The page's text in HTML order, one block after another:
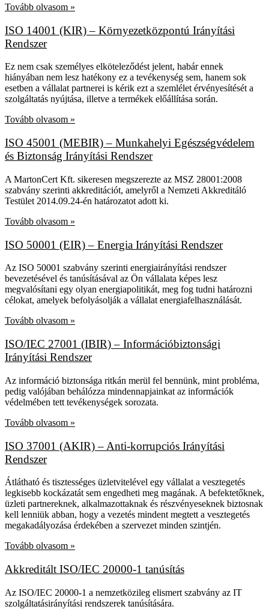
Tovább olvasom »
ISO 14001 (KIR) – Környezetközpontú Irányítási
Rendszer
Ez nem csak személyes elköteleződést jelent, habár ennek
hiányában nem lesz hatékony ez a tevékenység sem, hanem sok
esetben a vállalat partnerei is kérik ezt a szemlélet érvényesítését a
szolgáltatás nyújtása, illetve a termékek előállítása során.
Tovább olvasom »
ISO 45001 (MEBIR) – Munkahelyi Egészségvédelem
és Biztonság Irányítási Rendszer
A MartonCert Kft. sikeresen megszerezte az MSZ 28001:2008
szabvány szerinti akkreditációt, amelyről a Nemzeti Akkreditáló
Testület 2014.09.24-én határozatot adott ki.
Tovább olvasom »
ISO 50001 (EIR) – Energia Irányítási Rendszer
Az ISO 50001 szabvány szerinti energiairányítási rendszer
bevezetésével és tanúsításával az Ön vállalata képes lesz
megvalósítani egy olyan energiapolitikát, meg fog tudni határozni
célokat, amelyek befolyásolják a vállalat energiafelhasználását.
Tovább olvasom »
ISO/IEC 27001 (IBIR) – Információbiztonsági
Irányítási Rendszer
Az információ biztonsága ritkán merül fel bennünk, mint probléma,
pedig valójában behálózza mindennapjainkat az információk
védelmében tett tevékenységek sorozata.
Tovább olvasom »
ISO 37001 (AKIR) – Anti-korrupciós Irányítási
Rendszer
Átlátható és tisztességes üzletvitelével egy vállalat a vesztegetés
legkisebb kockázatát sem engedheti meg magának. A befektetőknek,
üzleti partnereknek, alkalmazottaknak és részvényeseknek biztosnak
kell lenniük abban, hogy a vezetés mindent megtett a vesztegetés
megakadályozása érdekében a szervezet minden szintjén.
Tovább olvasom »
Akkreditált ISO/IEC 20000-1 tanúsítás
Az ISO/IEC 20000-1 a nemzetközileg elismert szabvány az IT
szolgáltatásirányítási rendszerek tanúsítására.